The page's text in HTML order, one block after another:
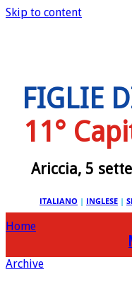
Skip to content
FIGLIE
11°
Ariccia, 5
ITALIANO | INGLESE |
Home
Archive